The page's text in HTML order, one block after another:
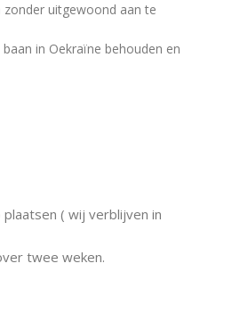
uitgewoond aan te
in Oekraïne behouden en
( wij verblijven in
twee weken.